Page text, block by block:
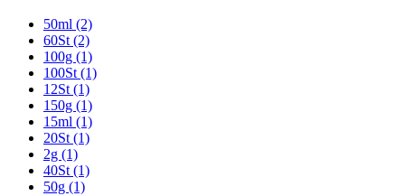
50ml (2)
60St (2)
100g (1)
100St (1)
12St (1)
150g (1)
15ml (1)
20St (1)
2g (1)
40St (1)
50g (1)